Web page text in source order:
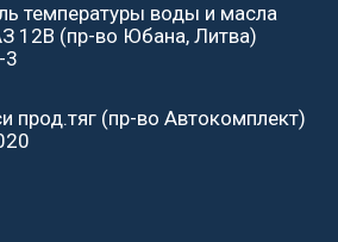
температуры воды и масла
12В (пр-во Юбана, Литва)
3
прод.тяг (пр-во Автокомплект)